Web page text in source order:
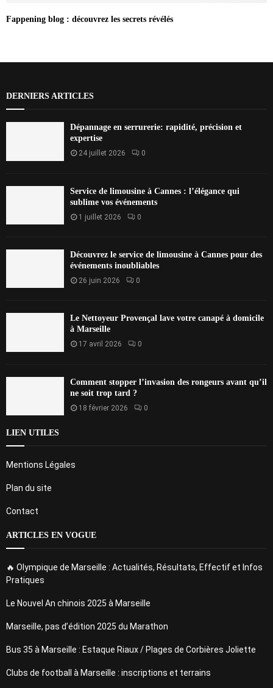
Fappening blog : découvrez les secrets révélés
DERNIERS ARTICLES
Dépannage en serrurerie: rapidité, précision et
expertise
24 juillet 2026 0
Service de limousine à Cannes : l’élégance qui
sublime vos événements
1 juillet 2026 0
Découvrez le service de limousine à Cannes pour des
événements inoubliables
26 juin 2026 0
Le Nettoyeur Provençal lave votre canapé à domicile
à Marseille
17 avril 2026 0
Comment stopper l’invasion des rongeurs avant qu’il
ne soit trop tard ?
18 février 2026 0
LIEN UTILES
Mentions Légales
Plan du site
Contact
ARTICLES EN VOGUE
🔥 Olympique de Marseille : Actualités, Résultats, Effectif et Infos
Pratiques
Le Nouvel An chinois 2025 à Marseille
Marseille, pas d’édition 2025 du Marathon
Bus 35 à Marseille : Estaque Riaux / Plages de Corbières Joliette
Clubs de football à Marseille : inscriptions et terrains